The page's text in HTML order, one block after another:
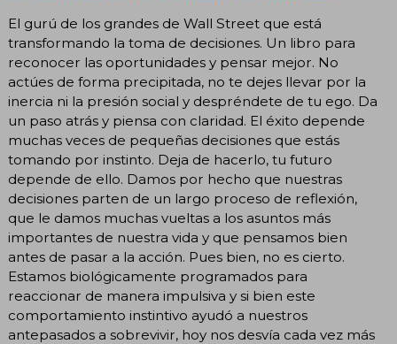
El gurú de los grandes de Wall Street que está
transformando la toma de decisiones. Un libro para
reconocer las oportunidades y pensar mejor. No
actúes de forma precipitada, no te dejes llevar por la
inercia ni la presión social y despréndete de tu ego. Da
un paso atrás y piensa con claridad. El éxito depende
muchas veces de pequeñas decisiones que estás
tomando por instinto. Deja de hacerlo, tu futuro
depende de ello. Damos por hecho que nuestras
decisiones parten de un largo proceso de reflexión,
que le damos muchas vueltas a los asuntos más
importantes de nuestra vida y que pensamos bien
antes de pasar a la acción. Pues bien, no es cierto.
Estamos biológicamente programados para
reaccionar de manera impulsiva y si bien este
comportamiento instintivo ayudó a nuestros
antepasados a sobrevivir, hoy nos desvía cada vez más